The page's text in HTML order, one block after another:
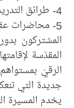
4- طرائق التدريس الحديثة.
5- محاضرات عقائدية.
المشتركون
المقدّسة
الرقيّ
جديدة التي
يخدم المسيرة